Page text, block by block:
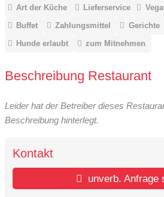
Art der Küche Lieferservice
Buffet
Zahlungsmittel Gerichte
Hunde erlaubt
zum Mitnehmen
Beschreibung Restaurant
Leider hat der Betreiber dieses
Beschreibung hinterlegt.
Kontakt
unverb. Anfrage